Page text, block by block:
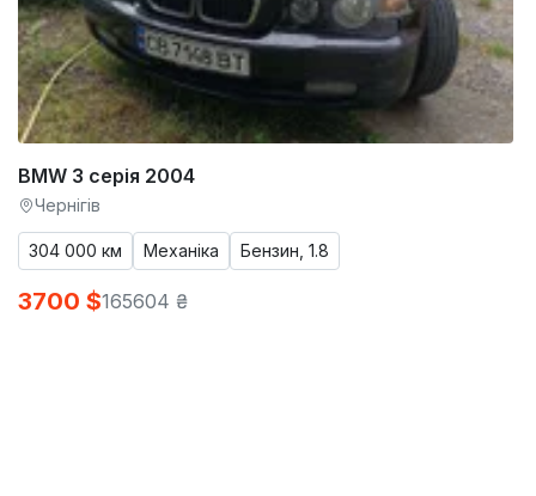
BMW 3 серія 2004
Чернігів
304 000 км Механіка Бензин, 1.8
3700 $165604 ₴